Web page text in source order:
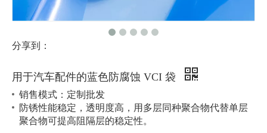
分享到：
用于汽车配件的蓝色防腐蚀 VCI 袋
销售模式：定制批发
防锈性能稳定，透明度高，用多层同种聚合物代替单层
聚合物可提高阻隔层的稳定性。